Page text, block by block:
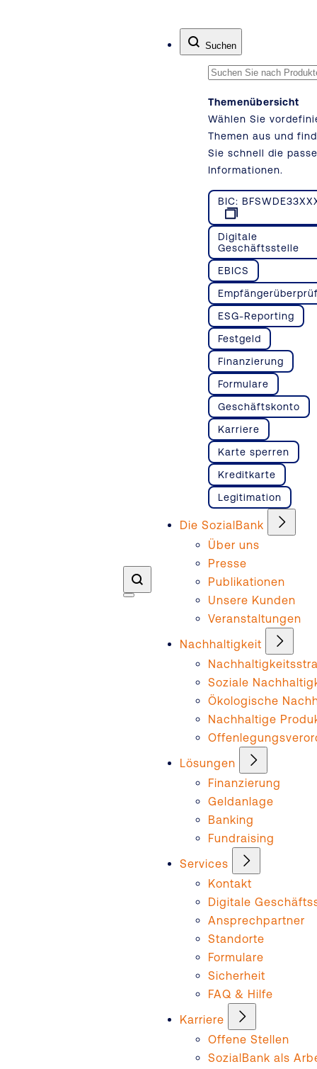
Suchen
Themenübersicht
Wählen Sie
Themen aus und
Sie schnell die
Informationen.
BIC:
Digitale
Geschäftsstelle
EBICS
ESG-Reporting
Festgeld
Finanzierung
Formulare
Geschäftskonto
Karriere
Karte sperren
Kreditkarte
Legitimation
Die SozialBank
Über uns
Presse
Publikationen
Unsere Kunden
Veranstaltungen
Nachhaltigkeit
Soziale
Ökologische
Nachhaltige
Lösungen
Finanzierung
Geldanlage
Banking
Fundraising
Services
Kontakt
Digitale
Ansprechpartner
Standorte
Formulare
Sicherheit
FAQ & Hilfe
Karriere
Offene Stellen
SozialBank als